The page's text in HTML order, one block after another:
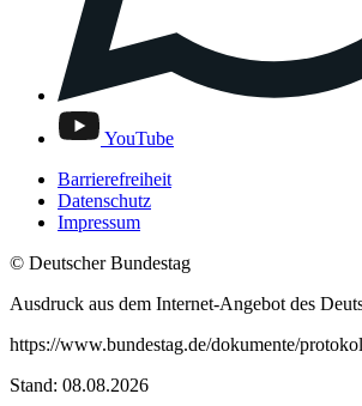
YouTube
Barrierefreiheit
Datenschutz
Impressum
© Deutscher Bundestag
Ausdruck aus dem Internet-Angebot des
https://www.bundestag.de/dokumente/
Stand: 08.08.2026